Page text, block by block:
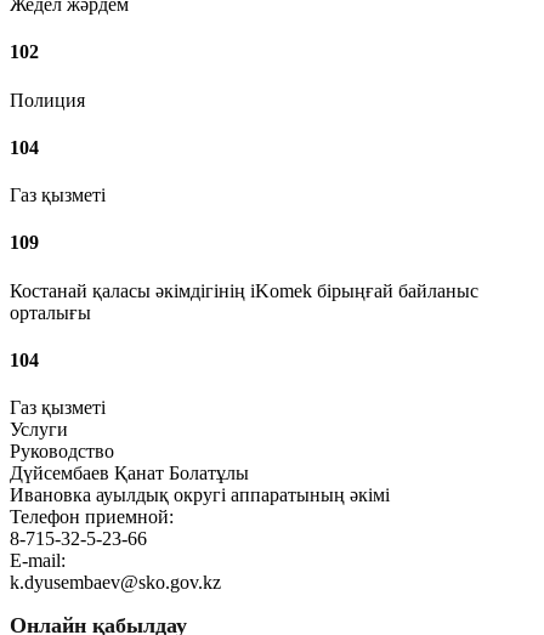
Жедел жәрдем
102
Полиция
104
Газ қызметі
109
Костанай қаласы әкімдігінің iKomek бірыңғай байланыс
орталығы
104
Газ қызметі
Услуги
Руководство
Дүйсембаев Қанат Болатұлы
Ивановка ауылдық округі аппаратының әкімі
Телефон приемной:
8-715-32-5-23-66
E-mail:
k.dyusembaev@sko.gov.kz
Онлайн қабылдау